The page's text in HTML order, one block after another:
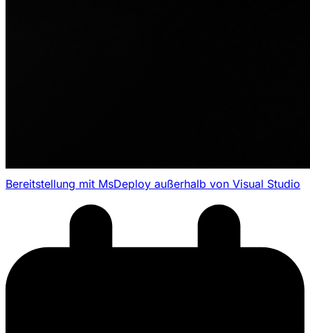
Bereitstellung mit MsDeploy außerhalb von Visual Studio